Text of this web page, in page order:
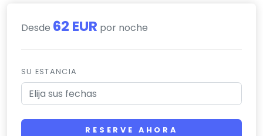
Desde 62 EUR por noche
SU ESTANCIA
RESERVE AHORA